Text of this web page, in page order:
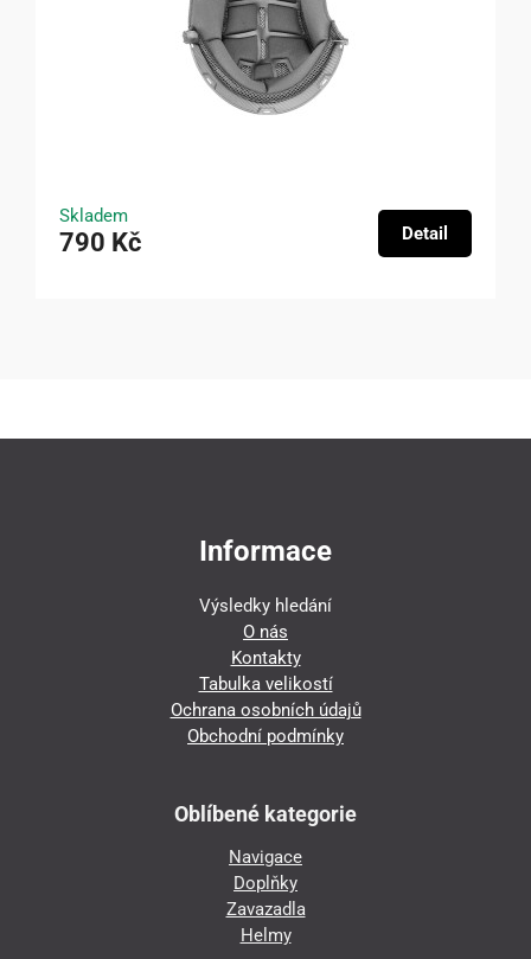
Skladem
790 Kč Detail
Informace
Výsledky hledání
O nás
Kontakty
Tabulka velikostí
Ochrana osobních údajů
Obchodní podmínky
Oblíbené kategorie
Navigace
Doplňky
Zavazadla
Helmy